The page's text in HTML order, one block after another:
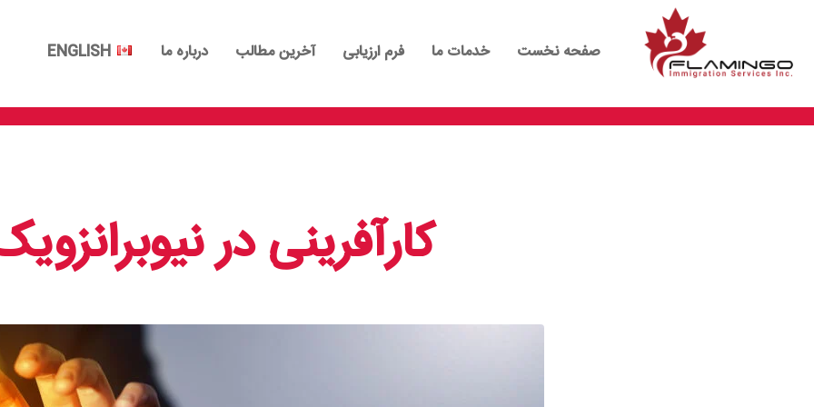
صفحه نخست خدمات ما فرم ارزیابی آخرین مطالب درباره ما ENGLISH
کارآفرینی در